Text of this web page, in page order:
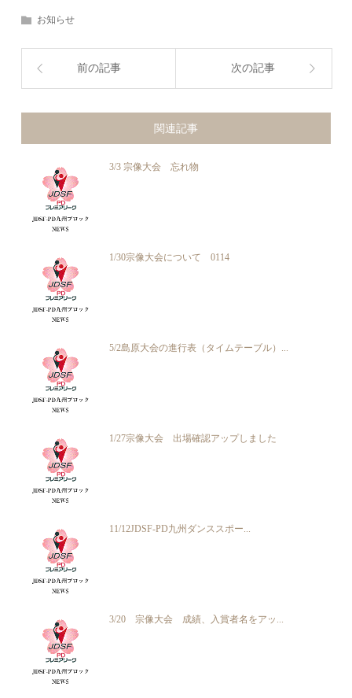
お知らせ
前の記事 次の記事
関連記事
3/3 宗像大会 忘れ物
1/30宗像大会について 0114
5/2島原大会の進行表（タイムテーブル）...
1/27宗像大会 出場確認アップしました
11/12JDSF-PD九州ダンススポー...
3/20 宗像大会 成績、入賞者名をアッ...